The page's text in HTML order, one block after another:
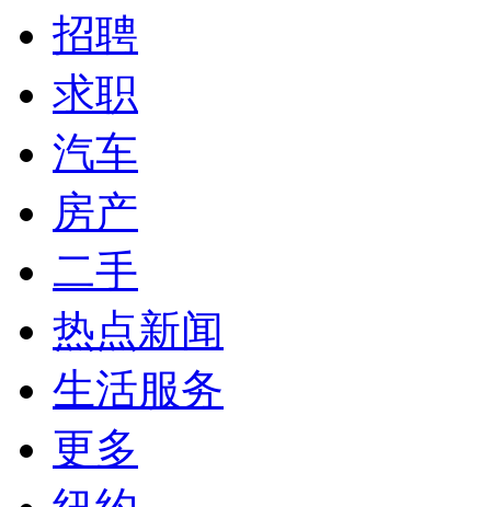
招聘
求职
汽车
房产
二手
热点新闻
生活服务
更多